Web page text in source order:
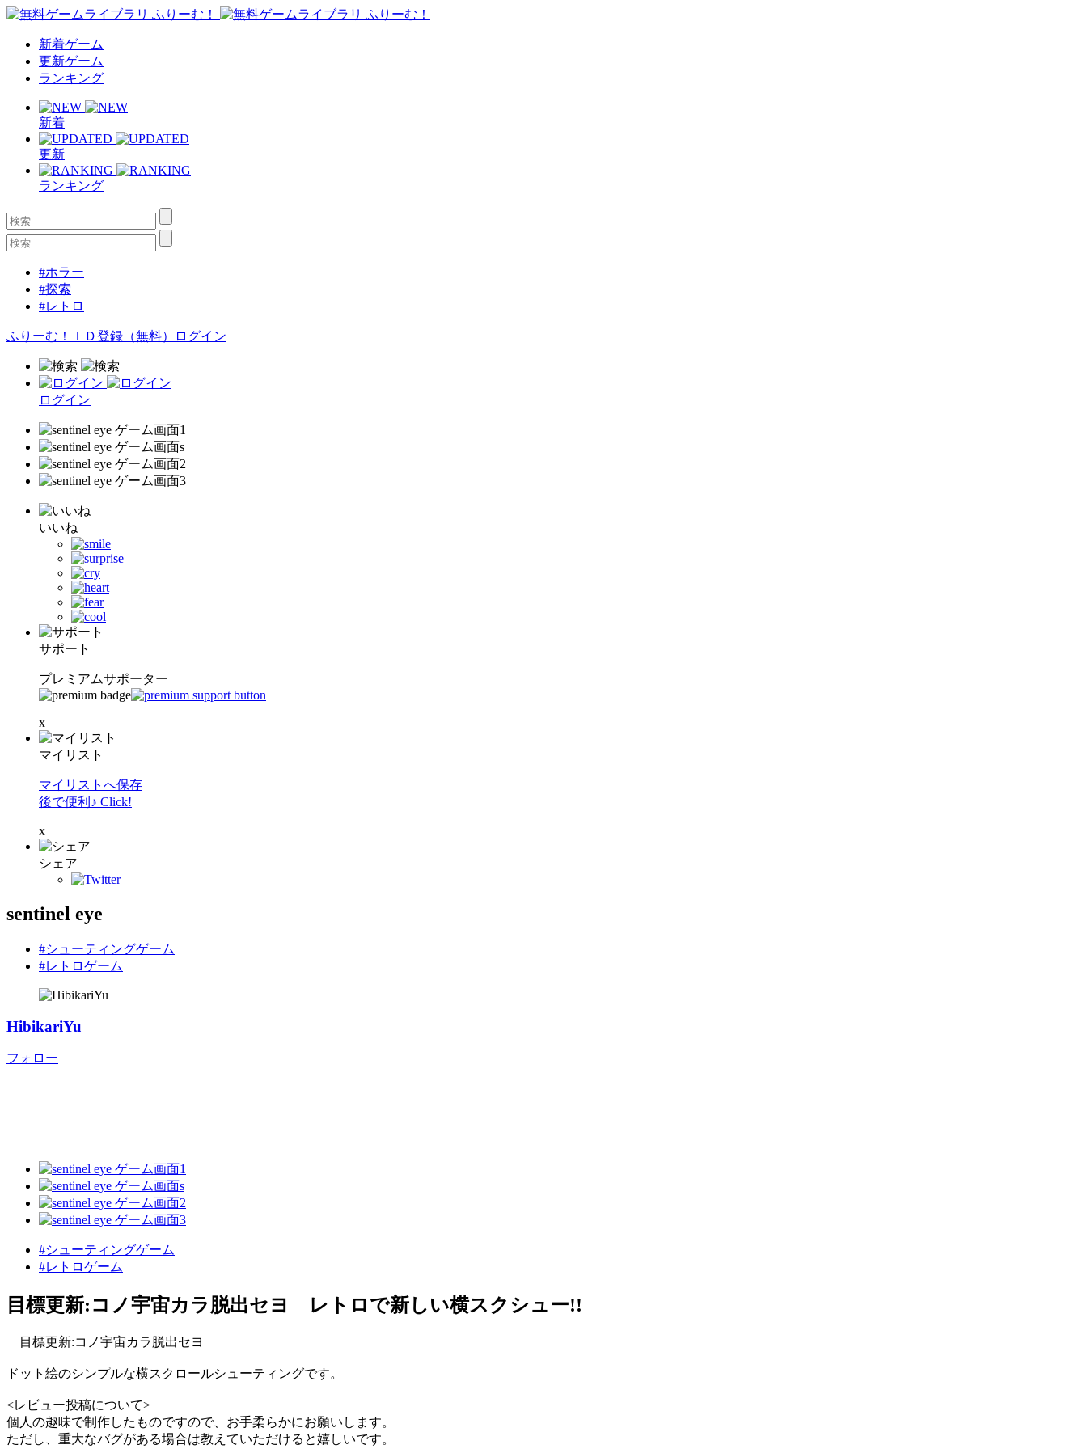
新着ゲーム
更新ゲーム
ランキング
新着
更新
ランキング
#ホラー
#探索
#レトロ
ふりーむ！ＩＤ登録（無料） ログイン
ログイン
いいね
サポート
プレミアムサポーター
x
マイリスト
マイリストへ保存
後で便利♪ Click!
x
シェア
sentinel eye
#シューティングゲーム
#レトロゲーム
HibikariYu
フォロー
#シューティングゲーム
#レトロゲーム
目標更新:コノ宇宙カラ脱出セヨ レトロで新しい横スクシュー!!
目標更新:コノ宇宙カラ脱出セヨ
ドット絵のシンプルな横スクロールシューティングです。
<レビュー投稿について>
個人の趣味で制作したものですので、お手柔らかにお願いします。
ただし、重大なバグがある場合は教えていただけると嬉しいです。